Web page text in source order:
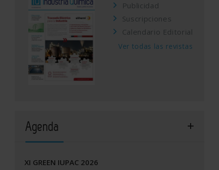
Publicidad
Suscripciones
Calendario Editorial
Ver todas las revistas
Agenda
XI GREEN IUPAC 2026